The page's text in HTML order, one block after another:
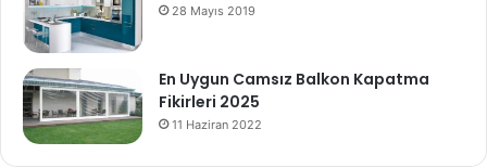
28 Mayıs 2019
En Uygun Camsız Balkon Kapatma
Fikirleri 2025
11 Haziran 2022